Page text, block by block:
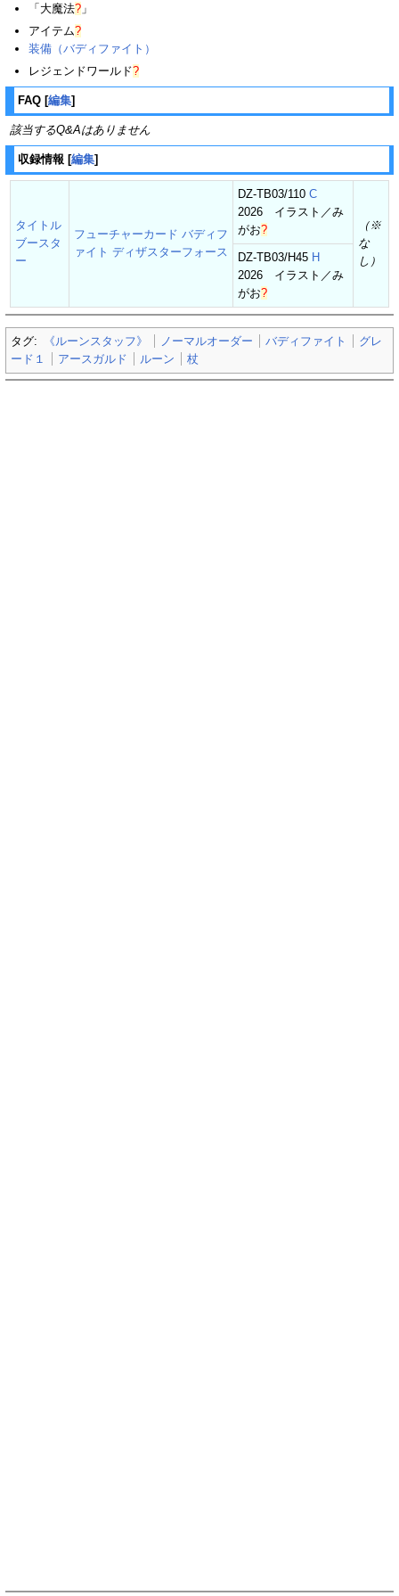
「 大魔法? 」
アイテム?
装備（バディファイト）
レジェンドワールド?
FAQ [編集]
該当するQ&Aはありません
収録情報 [編集]
タイトル
ブースタ
ー
フューチャーカード バディフ
ァイト ディザスターフォース
DZ-TB03/110 C
2026 イラスト／み
がお?
（※
な
し）
DZ-TB03/H45 H
2026 イラスト／み
がお?
タグ: 《ルーンスタッフ》 ノーマルオーダー バディファイト
グレ
ード１
アースガルド ルーン 杖